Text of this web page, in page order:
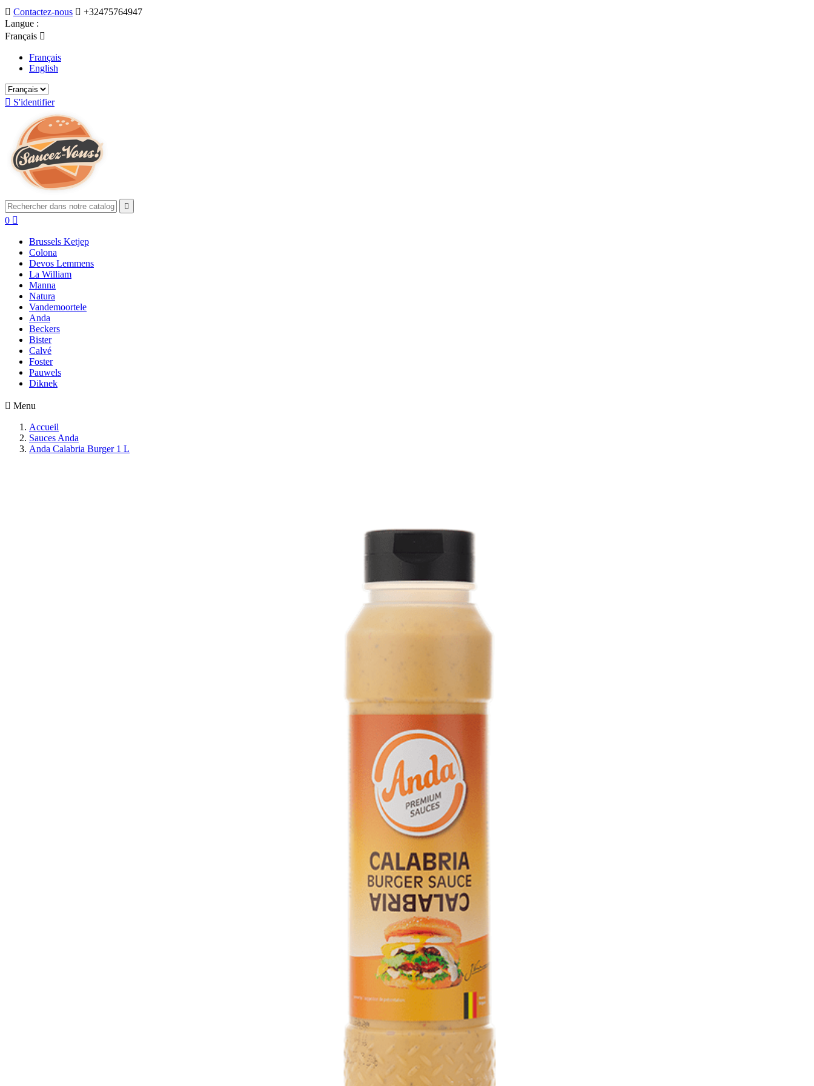
 Contactez-nous  +32475764947
Langue :
Français 
Français
English
 S'identifier

0 
Brussels Ketjep
Colona
Devos Lemmens
La William
Manna
Natura
Vandemoortele
Anda
Beckers
Bister
Calvé
Foster
Pauwels
Diknek
 Menu
Accueil
Sauces Anda
Anda Calabria Burger 1 L